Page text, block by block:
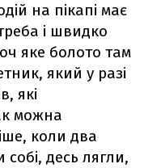
на пікапі має
і швидко
яке болото там
який у разі
які
можна
коли два
десь лягли,